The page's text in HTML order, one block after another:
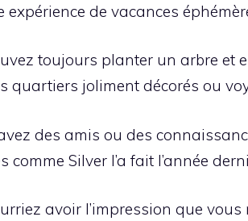
expérience de vacances
toujours planter un arbre et
quartiers joliment décorés ou
des amis ou des
comme Silver l’a fait l’année
avoir l’impression que